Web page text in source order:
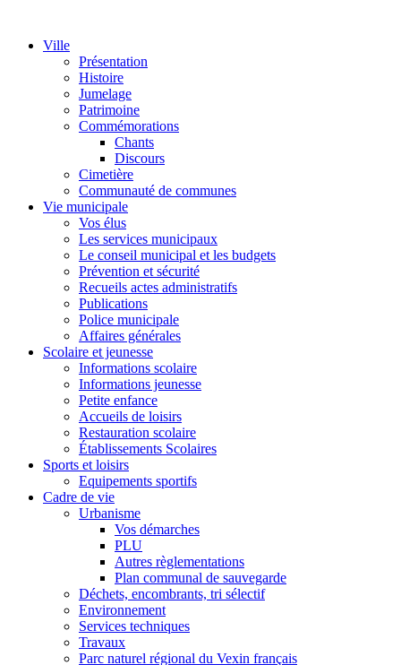
Ville
Présentation
Histoire
Jumelage
Patrimoine
Commémorations
Chants
Discours
Cimetière
Communauté de communes
Vie municipale
Vos élus
Les services municipaux
Le conseil municipal et les budgets
Prévention et sécurité
Recueils actes administratifs
Publications
Police municipale
Affaires générales
Scolaire et jeunesse
Informations scolaire
Informations jeunesse
Petite enfance
Accueils de loisirs
Restauration scolaire
Établissements Scolaires
Sports et loisirs
Equipements sportifs
Cadre de vie
Urbanisme
Vos démarches
PLU
Autres règlementations
Plan communal de sauvegarde
Déchets, encombrants, tri sélectif
Environnement
Services techniques
Travaux
Parc naturel régional du Vexin français